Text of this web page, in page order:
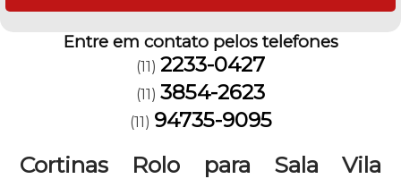
Entre em contato pelos telefones
(11) 2233-0427
(11) 3854-2623
(11) 94735-9095
Cortinas Rolo para Sala Vila